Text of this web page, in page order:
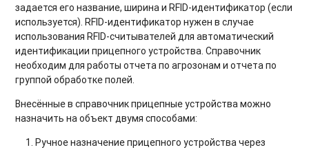
задается его название, ширина и RFID-идентификатор (если
используется). RFID-идентификатор нужен в случае
использования RFID-считывателей для автоматический
идентификации прицепного устройства. Справочник
необходим для работы отчета по агрозонам и отчета по
группой обработке полей.
Внесённые в справочник прицепные устройства можно
назначить на объект двумя способами:
Ручное назначение прицепного устройства через